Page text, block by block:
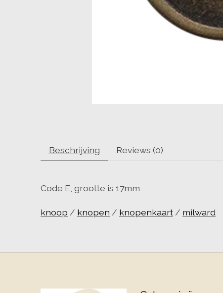
Beschrijving Reviews (0)
Code E, grootte is 17mm
knoop / knopen / knopenkaart / milward